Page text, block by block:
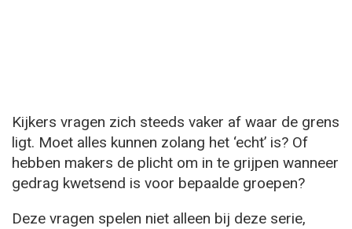
Kijkers vragen zich steeds vaker af waar de grens
ligt. Moet alles kunnen zolang het ‘echt’ is? Of
hebben makers de plicht om in te grijpen wanneer
gedrag kwetsend is voor bepaalde groepen?
Deze vragen spelen niet alleen bij deze serie,